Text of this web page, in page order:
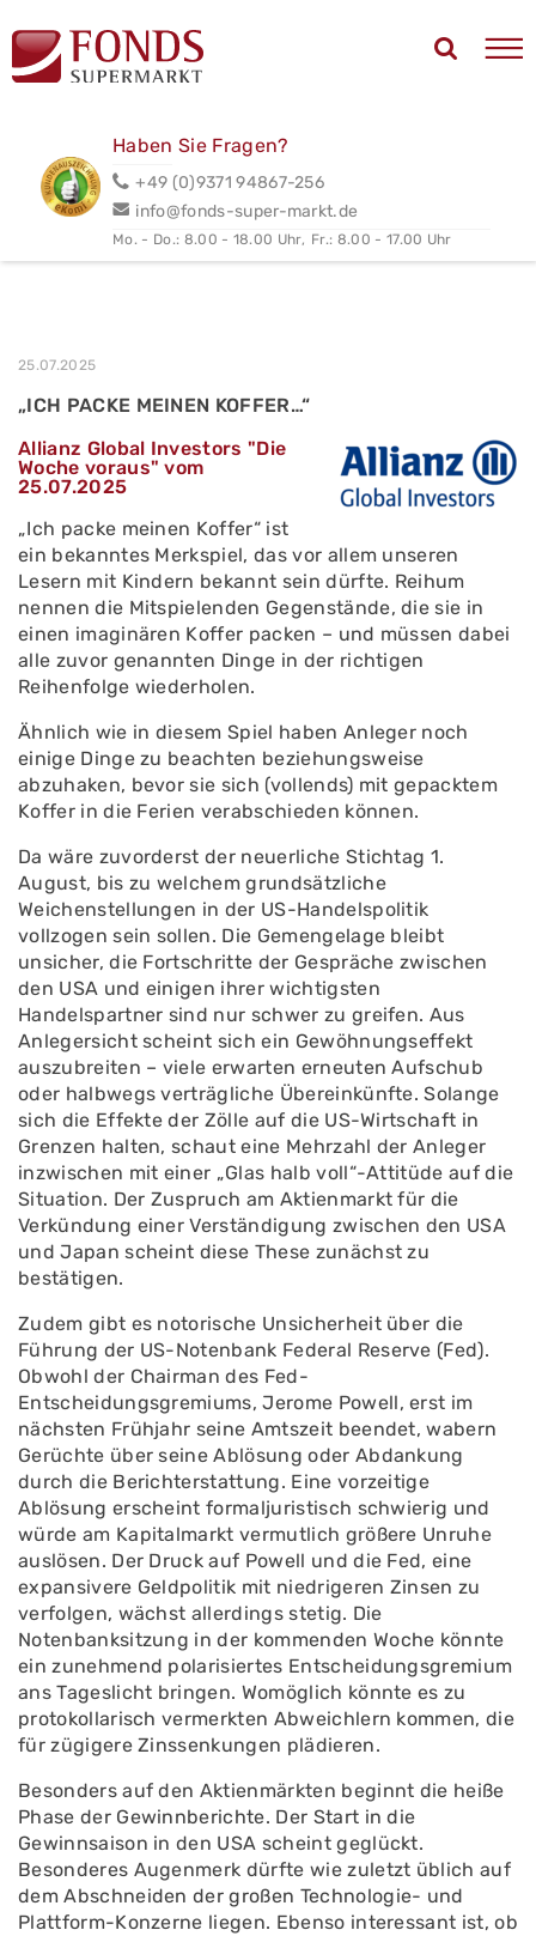
Haben Sie Fragen?
+49 (0)9371 94867-256
info@fonds-super-markt.de
Mo. - Do.: 8.00 - 18.00 Uhr, Fr.: 8.00 - 17.00 Uhr
25.07.2025
„ICH PACKE MEINEN KOFFER…“
Allianz Global Investors "Die
Woche voraus" vom
25.07.2025
„Ich packe meinen Koffer“ ist
ein bekanntes Merkspiel, das vor allem unseren
Lesern mit Kindern bekannt sein dürfte. Reihum
nennen die Mitspielenden Gegenstände, die sie in
einen imaginären Koffer packen – und müssen dabei
alle zuvor genannten Dinge in der richtigen
Reihenfolge wiederholen.
Ähnlich wie in diesem Spiel haben Anleger noch
einige Dinge zu beachten beziehungsweise
abzuhaken, bevor sie sich (vollends) mit gepacktem
Koffer in die Ferien verabschieden können.
Da wäre zuvorderst der neuerliche Stichtag 1.
August, bis zu welchem grundsätzliche
Weichenstellungen in der US-Handelspolitik
vollzogen sein sollen. Die Gemengelage bleibt
unsicher, die Fortschritte der Gespräche zwischen
den USA und einigen ihrer wichtigsten
Handelspartner sind nur schwer zu greifen. Aus
Anlegersicht scheint sich ein Gewöhnungseffekt
auszubreiten – viele erwarten erneuten Aufschub
oder halbwegs verträgliche Übereinkünfte. Solange
sich die Effekte der Zölle auf die US-Wirtschaft in
Grenzen halten, schaut eine Mehrzahl der Anleger
inzwischen mit einer „Glas halb voll“-Attitüde auf die
Situation. Der Zuspruch am Aktienmarkt für die
Verkündung einer Verständigung zwischen den USA
und Japan scheint diese These zunächst zu
bestätigen.
Zudem gibt es notorische Unsicherheit über die
Führung der US-Notenbank Federal Reserve (Fed).
Obwohl der Chairman des Fed-
Entscheidungsgremiums, Jerome Powell, erst im
nächsten Frühjahr seine Amtszeit beendet, wabern
Gerüchte über seine Ablösung oder Abdankung
durch die Berichterstattung. Eine vorzeitige
Ablösung erscheint formaljuristisch schwierig und
würde am Kapitalmarkt vermutlich größere Unruhe
auslösen. Der Druck auf Powell und die Fed, eine
expansivere Geldpolitik mit niedrigeren Zinsen zu
verfolgen, wächst allerdings stetig. Die
Notenbanksitzung in der kommenden Woche könnte
ein zunehmend polarisiertes Entscheidungsgremium
ans Tageslicht bringen. Womöglich könnte es zu
protokollarisch vermerkten Abweichlern kommen, die
für zügigere Zinssenkungen plädieren.
Besonders auf den Aktienmärkten beginnt die heiße
Phase der Gewinnberichte. Der Start in die
Gewinnsaison in den USA scheint geglückt.
Besonderes Augenmerk dürfte wie zuletzt üblich auf
dem Abschneiden der großen Technologie- und
Plattform-Konzerne liegen. Ebenso interessant ist, ob